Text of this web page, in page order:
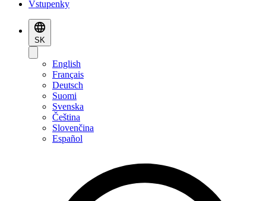
Vstupenky
SK
English
Français
Deutsch
Suomi
Svenska
Čeština
Slovenčina
Español